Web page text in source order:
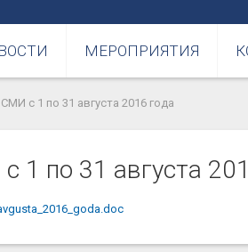
МЕРОПРИЯТИЯ
с 1 по 31 августа 2016 года
1 по 31 августа